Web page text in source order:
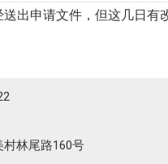
出申请文件，但这几日有
林尾路160号